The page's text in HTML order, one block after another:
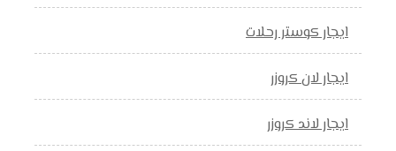
ايجار كوستر رحلات
ايجار لان كروزر
ايجار لاند كروزر